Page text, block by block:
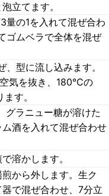
立てます。
量の1を入れて混ぜ合わ
ゴムベラで全体を混ぜ
型に流し込みます。
気を抜き、180℃の
す。
グラニュー糖が溶けた
酒を入れて混ぜ合わせ
溶かします。
から外します。生ク
で混ぜ合わせ、7分立